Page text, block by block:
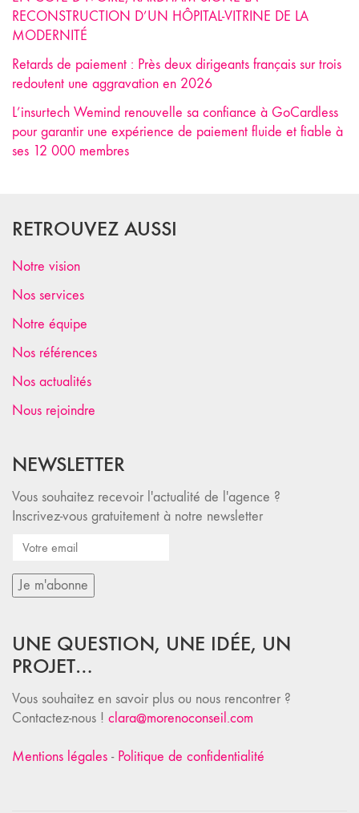
RECONSTRUCTION D’UN HÔPITAL-VITRINE DE LA
MODERNITÉ
Retards de paiement : Près deux dirigeants français sur trois
redoutent une aggravation en 2026
L’insurtech Wemind renouvelle sa confiance à GoCardless
pour garantir une expérience de paiement fluide et fiable à
ses 12 000 membres
RETROUVEZ AUSSI
Notre vision
Nos services
Notre équipe
Nos références
Nos actualités
Nous rejoindre
NEWSLETTER
Vous souhaitez recevoir l'actualité de l'agence ?
Inscrivez-vous gratuitement à notre newsletter
UNE QUESTION, UNE IDÉE, UN
PROJET…
Vous souhaitez en savoir plus ou nous rencontrer ?
Contactez-nous ! clara@morenoconseil.com
Mentions légales - Politique de confidentialité